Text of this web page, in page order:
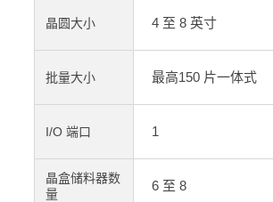
晶圆大小 4 至 8 英寸
批量大小 最高150 片一体式
I/O 端口 1
晶盒储料器数
量
6 至 8